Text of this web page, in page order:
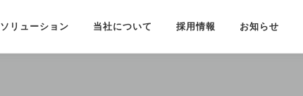
ソリューション 当社について 採用情報 お知らせ